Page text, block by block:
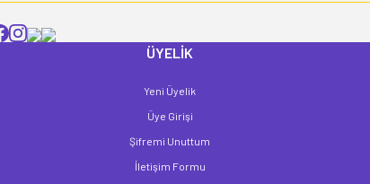
ÜYELİK
Yeni Üyelik
Üye Girişi
Şifremi Unuttum
İletişim Formu